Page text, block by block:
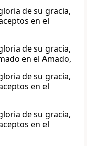
de su gracia,
en el
de su gracia,
en el Amado,
de su gracia,
en el
de su gracia,
en el